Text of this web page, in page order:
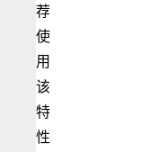
荐
使
用
该
特
性